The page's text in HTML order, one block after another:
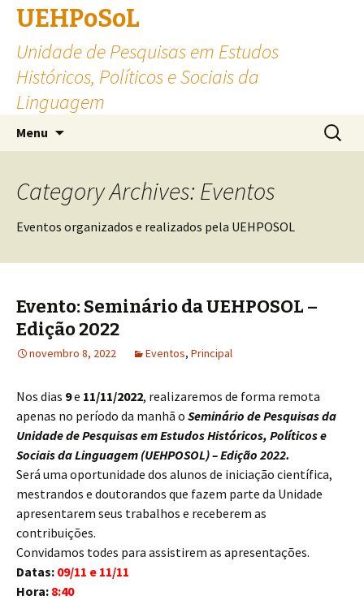
UEHPoSoL
Unidade de Pesquisas em Estudos
Históricos, Políticos e Sociais da
Linguagem
Menu
por:
Category Archives: Eventos
Eventos organizados e realizados pela UEHPOSOL
Evento: Seminário da UEHPOSOL –
Edição 2022
novembro 8, 2022 Eventos, Principal
Nos dias 9e 11/11/2022, realizaremos de forma remota
apenas no período da manhã o Seminário de Pesquisas da
Unidade de Pesquisas em Estudos Históricos, Políticos e
Sociais da Linguagem (UEHPOSOL) – Edição 2022.
Será uma oportunidade dos alunos de iniciação científica,
mestrandos e doutorandos que fazem parte da Unidade
apresentarem seus trabalhos e receberem as
contribuições.
Convidamos todes para assistirem as apresentações.
Datas: 09/11 e 11/11
Hora: 8:40